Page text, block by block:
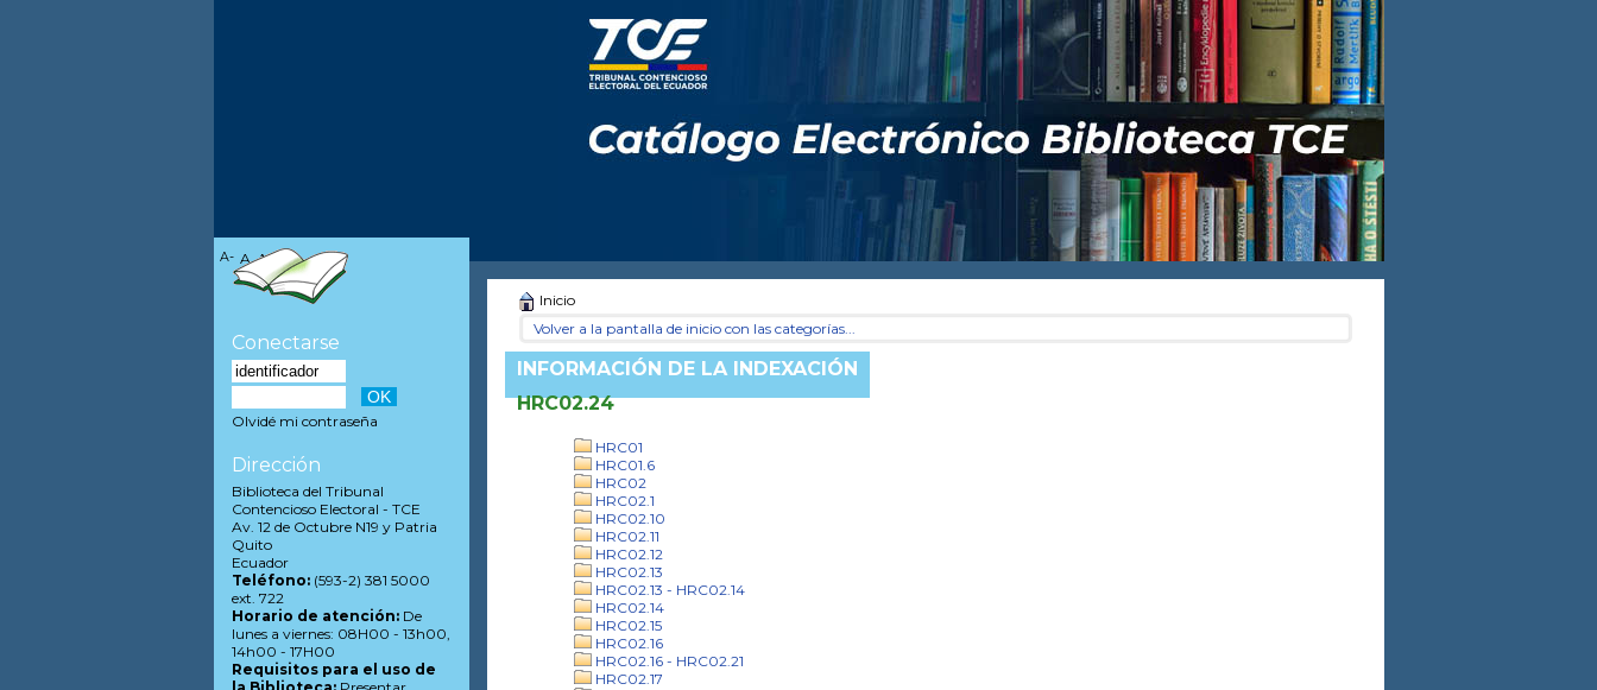
Inicio
Volver a la pantalla de inicio con las categorías...
INFORMACIÓN DE LA INDEXACIÓN
HRC02.24
HRC01
HRC01.6
HRC02
HRC02.1
HRC02.10
HRC02.11
HRC02.12
HRC02.13
HRC02.13 - HRC02.14
HRC02.14
HRC02.15
HRC02.16
HRC02.16 - HRC02.21
HRC02.17
A- A A+
Conectarse
Olvidé mi contraseña
Dirección
Biblioteca del Tribunal
Contencioso Electoral - TCE
Av. 12 de Octubre N19 y Patria
Quito
Ecuador
Teléfono:(593-2) 381 5000
ext. 722
Horario de atención:De
lunes a viernes: 08H00 - 13h00,
14h00 - 17H00
Requisitos para el uso de